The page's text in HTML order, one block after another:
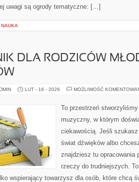
uwagi są ogrody tematyczne: […]
NAUKA
DLA RODZICÓW
LUT - 16 - 2026 MOŻLIWOŚĆ
To przestrzeń
muzyczny, w którym
ciekawością. Jeśli
świat dźwięków albo
znajdziesz tu opracowania
rzeczy do trudniejszych.
wspierający towarzysz dla osób, które chcą